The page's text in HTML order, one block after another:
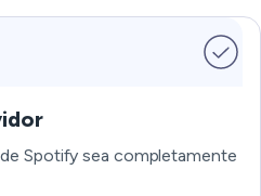
Spotify sea completamente